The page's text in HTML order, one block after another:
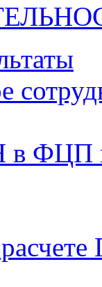
в ФЦП